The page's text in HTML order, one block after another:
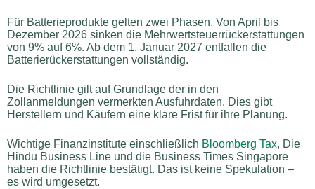
Für Batterieprodukte gelten zwei Phasen. Von April bis
Dezember 2026 sinken die Mehrwertsteuerrückerstattungen
von 9% auf 6%. Ab dem 1. Januar 2027 entfallen die
Batterierückerstattungen vollständig.
Die Richtlinie gilt auf Grundlage der in den
Zollanmeldungen vermerkten Ausfuhrdaten. Dies gibt
Herstellern und Käufern eine klare Frist für ihre Planung.
Wichtige Finanzinstitute einschließlich Bloomberg Tax, Die
Hindu Business Line und die Business Times Singapore
haben die Richtlinie bestätigt. Das ist keine Spekulation –
es wird umgesetzt.